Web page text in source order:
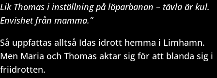
Lik Thomas i inställning på löparbanan – tävla är kul.
Envishet från mamma.”
Så uppfattas alltså Idas idrott hemma i Limhamn.
Men Maria och Thomas aktar sig för att blanda sig i
friidrotten.